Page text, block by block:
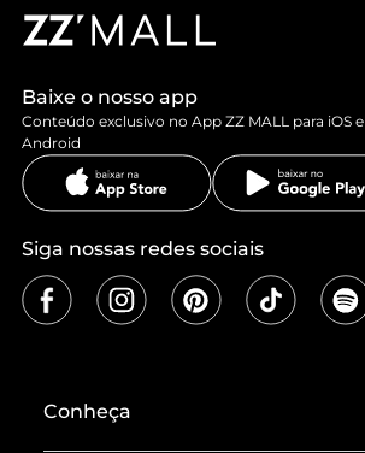
Baixe o nosso app
Conteúdo exclusivo no App ZZ MALL para iOS e
Android
Siga nossas redes sociais
Conheça